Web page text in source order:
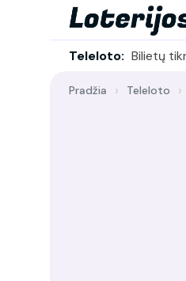
Teleloto: Bilietų
Pradžia Teleloto